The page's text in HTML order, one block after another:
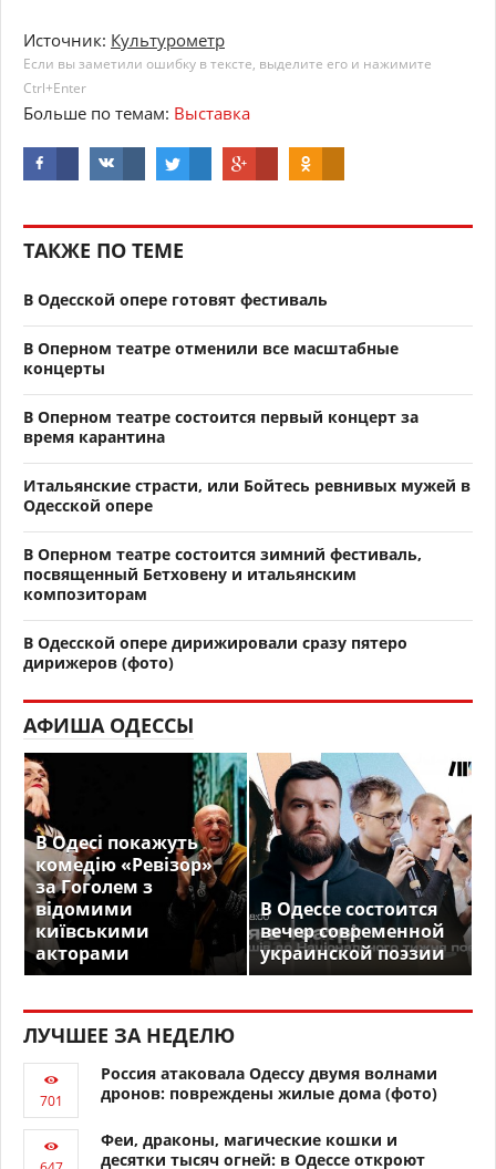
Источник: Культурометр
Если вы заметили ошибку в тексте, выделите его и нажимите
Ctrl+Enter
Больше по темам: Выставка
ТАКЖЕ ПО ТЕМЕ
В Одесской опере готовят фестиваль
В Оперном театре отменили все масштабные
концерты
В Оперном театре состоится первый концерт за
время карантина
Итальянские страсти, или Бойтесь ревнивых мужей в
Одесской опере
В Оперном театре состоится зимний фестиваль,
посвященный Бетховену и итальянским
композиторам
В Одесской опере дирижировали сразу пятеро
дирижеров (фото)
АФИША ОДЕССЫ
В Одесі покажуть
комедію «Ревізор»
за Гоголем з
відомими
київськими
акторами
В Одессе состоится
вечер современной
украинской поэзии
ЛУЧШЕЕ ЗА НЕДЕЛЮ
Россия атаковала Одессу двумя волнами
дронов: повреждены жилые дома (фото)
Феи, драконы, магические кошки и
десятки тысяч огней: в Одессе откроют